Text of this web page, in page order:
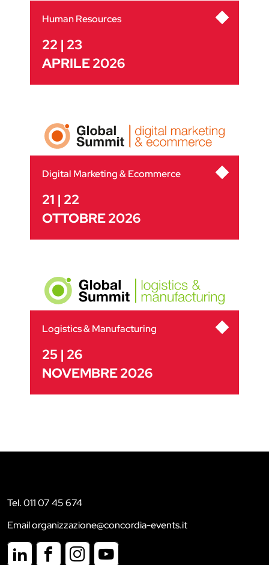
Human Resources
22 | 23
APRILE 2026
Digital Marketing & Ecommerce
21 | 22
OTTOBRE 2026
Logistics & Manufacturing
25 | 26
NOVEMBRE 2026
Tel. 011 07 45 674
Email organizzazione@concordia-events.it